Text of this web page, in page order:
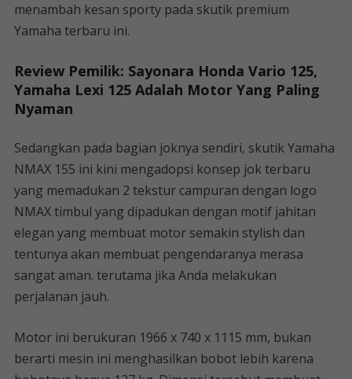
menambah kesan sporty pada skutik premium
Yamaha terbaru ini.
Review Pemilik: Sayonara Honda Vario 125,
Yamaha Lexi 125 Adalah Motor Yang Paling
Nyaman
Sedangkan pada bagian joknya sendiri, skutik Yamaha
NMAX 155 ini kini mengadopsi konsep jok terbaru
yang memadukan 2 tekstur campuran dengan logo
NMAX timbul yang dipadukan dengan motif jahitan
elegan yang membuat motor semakin stylish dan
tentunya akan membuat pengendaranya merasa
sangat aman. terutama jika Anda melakukan
perjalanan jauh.
Motor ini berukuran 1966 x 740 x 1115 mm, bukan
berarti mesin ini menghasilkan bobot lebih karena